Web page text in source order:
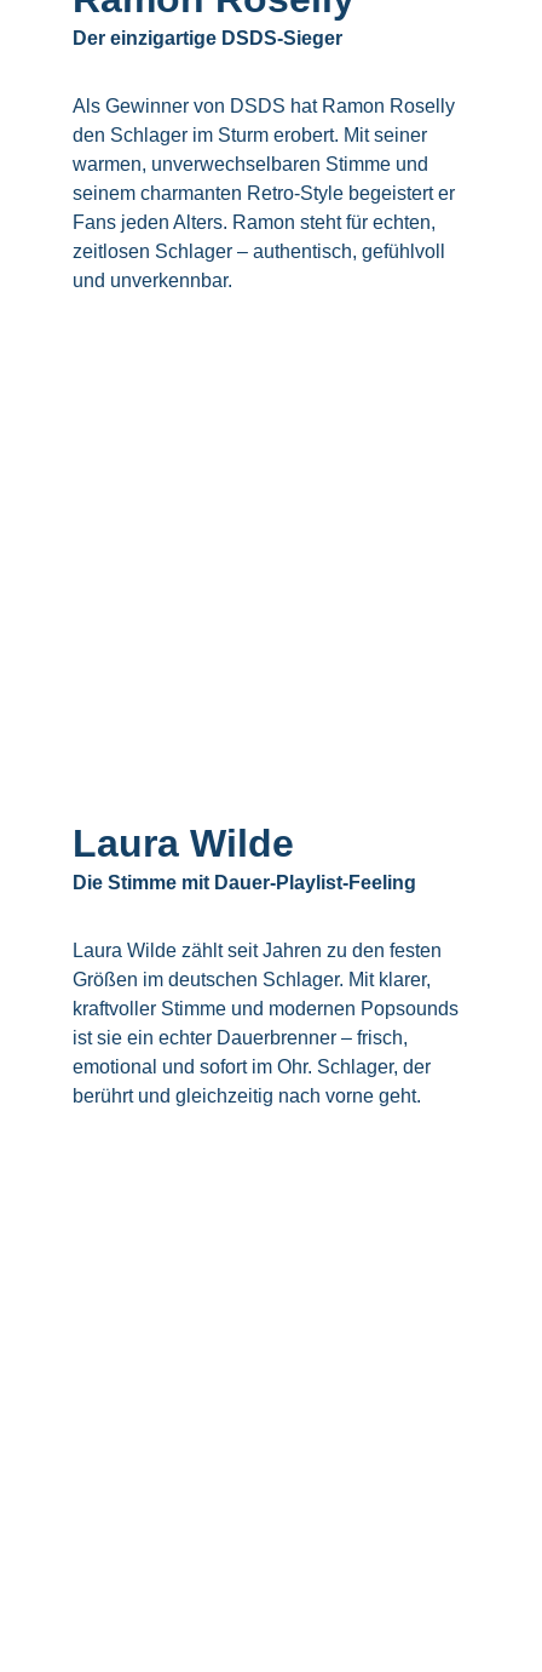
Der einzigartige DSDS-Sieger
Als Gewinner von DSDS hat Ramon Roselly
den Schlager im Sturm erobert. Mit seiner
warmen, unverwechselbaren Stimme und
seinem charmanten Retro-Style begeistert er
Fans jeden Alters. Ramon steht für echten,
zeitlosen Schlager – authentisch, gefühlvoll
und unverkennbar.
Laura Wilde
Die Stimme mit Dauer-Playlist-Feeling
Laura Wilde zählt seit Jahren zu den festen
Größen im deutschen Schlager. Mit klarer,
kraftvoller Stimme und modernen Popsounds
ist sie ein echter Dauerbrenner – frisch,
emotional und sofort im Ohr. Schlager, der
berührt und gleichzeitig nach vorne geht.